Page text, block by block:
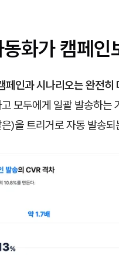
화가 캠페
페인과 시나리오는 완전히
모두에게 일괄 발송하는
)을 트리거로 자동 발송되